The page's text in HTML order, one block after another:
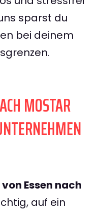
sparst du
bei deinem
MOSTAR
Essen nach
auf ein